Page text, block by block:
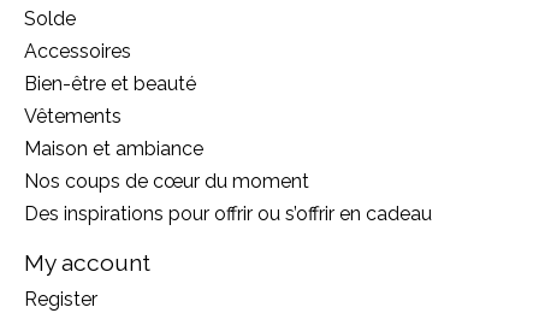
Solde
Accessoires
Bien-être et beauté
Vêtements
Maison et ambiance
Nos coups de cœur du moment
Des inspirations pour offrir ou s’offrir en cadeau
My account
Register